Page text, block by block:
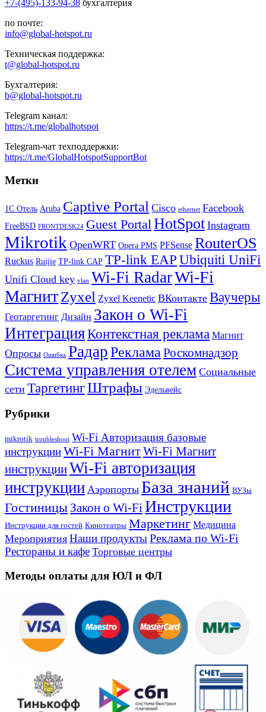
+7-(495)-133-94-38 бухгалтерия
по почте:
info@global-hotspot.ru
Техническая поддержка:
t@global-hotspot.ru
Бухгалтерия:
b@global-hotspot.ru
Telegram канал:
https://t.me/globalhotspot
Telegram-чат техподдержки:
https://t.me/GlobalHotspotSupportBot
Метки
1С Отель Aruba Captive Portal Cisco ethernet Facebook
FreeBSD FRONTDESK24 Guest Portal HotSpot Instagram
Mikrotik OpenWRT Opera PMS PFSense RouterOS
Ruckus Ruijie TP-link CAP TP-link EAP Ubiquiti UniFi
Unifi Cloud key vlan Wi-Fi RadarWi-Fi
МагнитZyxel Zyxel Keenetic ВКонтакте Ваучеры
Геотаргетинг Дизайн Закон о Wi-Fi
ИнтеграцияКонтекстная реклама Магнит
Опросы Ошибка РадарРеклама Роскомнадзор
Система управления отелем Социальные
сети ТаргетингШтрафы Эдельвейс
Рубрики
mikrotik troubleshoot Wi-Fi Авторизация базовые
инструкцииWi-Fi МагнитWi-Fi Магнит
инструкцииWi-Fi авторизация
инструкции Аэропорты База знаний ВУЗы
Гостиницы Закон о Wi-FiИнструкции
Инструкции для гостей Кинотеатры Маркетинг Медицина
Мероприятия Наши продуктыРеклама по Wi-Fi
Рестораны и кафе Торговые центры
Методы оплаты для ЮЛ и ФЛ